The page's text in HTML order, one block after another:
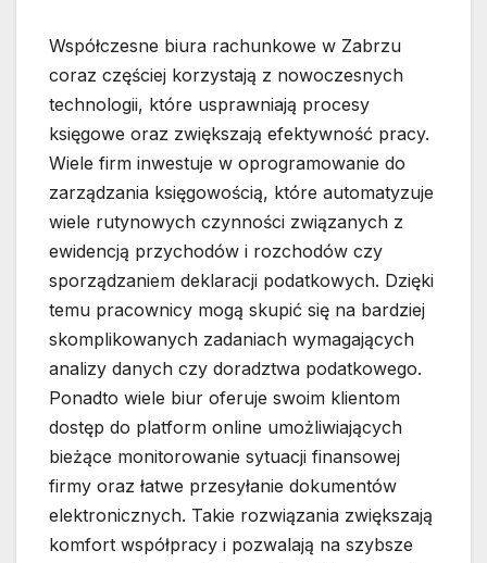
Współczesne biura rachunkowe w Zabrzu
coraz częściej korzystają z nowoczesnych
technologii, które usprawniają procesy
księgowe oraz zwiększają efektywność pracy.
Wiele firm inwestuje w oprogramowanie do
zarządzania księgowością, które automatyzuje
wiele rutynowych czynności związanych z
ewidencją przychodów i rozchodów czy
sporządzaniem deklaracji podatkowych. Dzięki
temu pracownicy mogą skupić się na bardziej
skomplikowanych zadaniach wymagających
analizy danych czy doradztwa podatkowego.
Ponadto wiele biur oferuje swoim klientom
dostęp do platform online umożliwiających
bieżące monitorowanie sytuacji finansowej
firmy oraz łatwe przesyłanie dokumentów
elektronicznych. Takie rozwiązania zwiększają
komfort współpracy i pozwalają na szybsze